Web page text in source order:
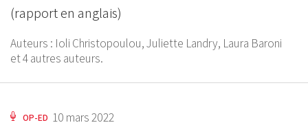
(rapport en anglais)
Auteurs : Ioli Christopoulou,Juliette Landry, Laura Baroni
et 4 autres auteurs.
OP-ED 10 mars 2022